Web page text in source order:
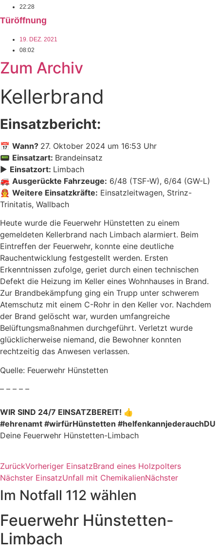
22:28
Türöffnung
19. DEZ. 2021
08:02
Zum Archiv
Kellerbrand
Einsatzbericht:
📅 Wann? 27. Oktober 2024 um 16:53 Uhr
📟 Einsatzart: Brandeinsatz
▶️ Einsatzort: Limbach
🚒 Ausgerückte Fahrzeuge: 6/48 (TSF-W), 6/64 (GW-L)
👨‍🚒 Weitere Einsatzkräfte: Einsatzleitwagen, Strinz-
Trinitatis, Wallbach
Heute wurde die Feuerwehr Hünstetten zu einem
gemeldeten Kellerbrand nach Limbach alarmiert. Beim
Eintreffen der Feuerwehr, konnte eine deutliche
Rauchentwicklung festgestellt werden. Ersten
Erkenntnissen zufolge, geriet durch einen technischen
Defekt die Heizung im Keller eines Wohnhauses in Brand.
Zur Brandbekämpfung ging ein Trupp unter schwerem
Atemschutz mit einem C-Rohr in den Keller vor. Nachdem
der Brand gelöscht war, wurden umfangreiche
Belüftungsmaßnahmen durchgeführt. Verletzt wurde
glücklicherweise niemand, die Bewohner konnten
rechtzeitig das Anwesen verlassen.
Quelle: Feuerwehr Hünstetten
– – – – –
WIR SIND 24/7 EINSATZBEREIT! 👍
#ehrenamt #wirfürHünstetten #helfenkannjederauchDU
Deine Feuerwehr Hünstetten-Limbach
ZurückVorheriger EinsatzBrand eines Holzpolters
Nächster EinsatzUnfall mit ChemikalienNächster
Im Notfall 112 wählen
Feuerwehr Hünstetten-
Limbach